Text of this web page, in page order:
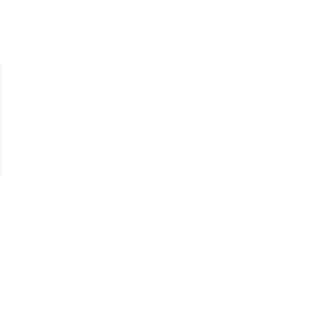
röster: